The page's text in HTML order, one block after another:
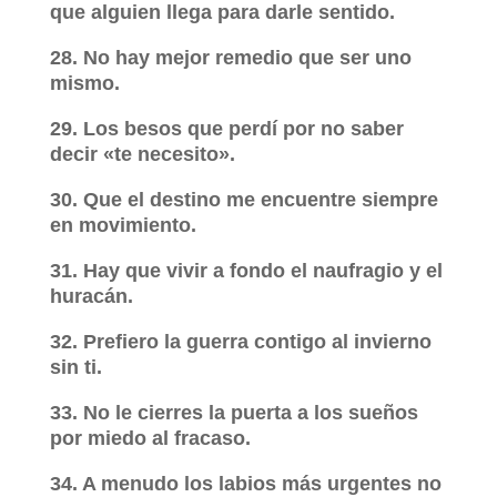
que alguien llega para darle sentido.
28. No hay mejor remedio que ser uno
mismo.
29. Los besos que perdí por no saber
decir «te necesito».
30. Que el destino me encuentre siempre
en movimiento.
31. Hay que vivir a fondo el naufragio y el
huracán.
32. Prefiero la guerra contigo al invierno
sin ti.
33. No le cierres la puerta a los sueños
por miedo al fracaso.
34. A menudo los labios más urgentes no